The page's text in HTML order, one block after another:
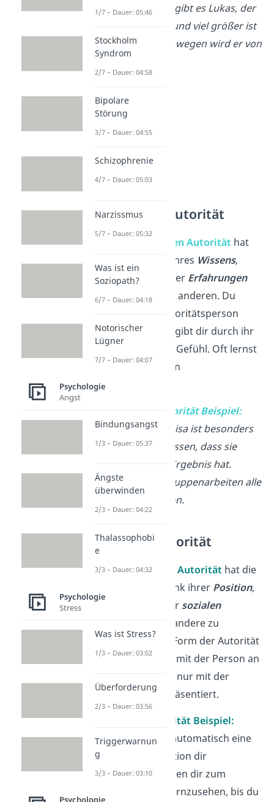
deinem Sportverein gibt es Lukas, der
schon ein Jahr älter und viel größer ist
als alle anderen. Deswegen wird er von
allen respektiert.
Epistemische Autorität
Bei der epistemischen Autorität hat
eine Person wegen ihres Wissens,
ihrerFähigkeiten oder Erfahrungen
Autorität gegenüber anderen. Du
kannst zu dieser Autoritätsperson
aufblicken, denn sie gibt dir durch ihr
Können ein sicheres Gefühl. Oft lernst
du etwas von solchen
Autoritätspersonen.
Epistemische Autorität Beispiel:
Deine Mitschülerin Lisa ist besonders
gut in Mathe. Alle wissen, dass sie
immer das richtige Ergebnis hat.
Deshalb hören in Gruppenarbeiten alle
auf ihre Anweisungen.
Positionale Autorität
Bei derpositionalen Autorität hat die
Autoritätsperson dank ihrer Position,
ihrem
oder ihrer sozialen
die Macht, andere zu
beeinflussen. Diese Form der Autorität
hat eigentlich nichts mit der Person an
sich zu tun, sondern nur mit der
Position, die sie repräsentiert.
▶️
Autorität Beispiel:
Deine Eltern haben automatisch eine
übergeordnete Position dir
gegenüber. Sie können dir zum
Beispiel verbieten, fernzusehen, bis du
1/7 – Dauer: 05:46
Stockholm
Syndrom
2/7 – Dauer: 04:58
Bipolare
Störung
3/7 – Dauer: 04:55
Schizophrenie
4/7 – Dauer: 05:03
Narzissmus
5/7 – Dauer: 05:32
Was ist ein
Soziopath?
6/7 – Dauer: 04:18
Notorischer
Lügner
7/7 – Dauer: 04:07
Psychologie
Angst
Bindungsangst
1/3 – Dauer: 05:37
Ängste
überwinden
2/3 – Dauer: 04:22
Thalassophobi
e
3/3 – Dauer: 04:32
Psychologie
Stress
Was ist Stress?
1/3 – Dauer: 03:02
Überforderung
2/3 – Dauer: 03:56
Triggerwarnun
g
3/3 – Dauer: 03:10
Psychologie